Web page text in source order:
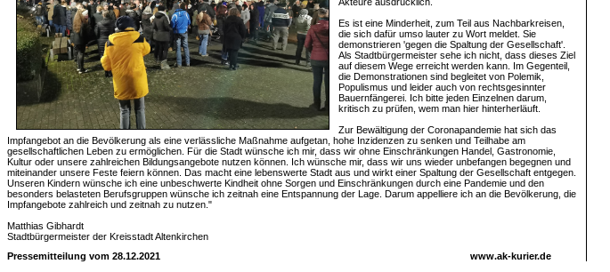
Es ist eine Minderheit, zum Teil aus Nachbarkreisen,
die sich dafür umso lauter zu Wort meldet. Sie
demonstrieren 'gegen die Spaltung der Gesellschaft'.
Als Stadtbürgermeister sehe ich nicht, dass dieses Ziel
auf diesem Wege erreicht werden kann. Im Gegenteil,
die Demonstrationen sind begleitet von Polemik,
Populismus und leider auch von rechtsgesinnter
Bauernfängerei. Ich bitte jeden Einzelnen darum,
kritisch zu prüfen, wem man hier hinterherläuft.
Zur Bewältigung der Coronapandemie hat sich das
Impfangebot an die Bevölkerung als eine verlässliche Maßnahme aufgetan, hohe Inzidenzen zu senken und Teilhabe am
gesellschaftlichen Leben zu ermöglichen. Für die Stadt wünsche ich mir, dass wir ohne Einschränkungen Handel, Gastronomie,
Kultur oder unsere zahlreichen Bildungsangebote nutzen können. Ich wünsche mir, dass wir uns wieder unbefangen begegnen und
miteinander unsere Feste feiern können. Das macht eine lebenswerte Stadt aus und wirkt einer Spaltung der Gesellschaft entgegen.
Unseren Kindern wünsche ich eine unbeschwerte Kindheit ohne Sorgen und Einschränkungen durch eine Pandemie und den
besonders belasteten Berufsgruppen wünsche ich zeitnah eine Entspannung der Lage. Darum appelliere ich an die Bevölkerung, die
Impfangebote zahlreich und zeitnah zu nutzen."
Matthias Gibhardt
Stadtbürgermeister der Kreisstadt Altenkirchen
Pressemitteilung vom 28.12.2021
www.ak-kurier.de